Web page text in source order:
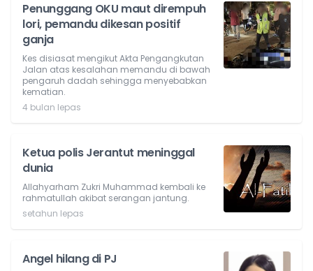
Penunggang OKU maut dirempuh
lori, pemandu dikesan positif
ganja
Kes disiasat mengikut Akta Pengangkutan
Jalan atas kesalahan memandu di bawah
pengaruh dadah sehingga menyebabkan
kematian.
4 bulan lepas
Ketua polis Jerantut meninggal
dunia
Allahyarham Zukri Muhammad kembali ke
rahmatullah akibat serangan jantung.
setahun lepas
Angel hilang di PJ